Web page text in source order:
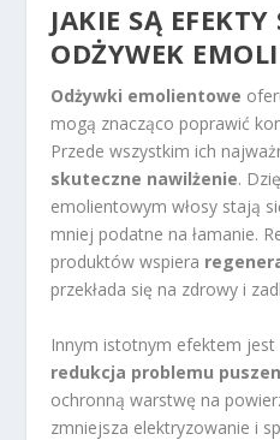
JAKIE SĄ
ODŻYWEK
Odżywki emolientowe
mogą znacząco poprawić
Przede wszystkim ich
skuteczne nawilżenie.
emolientowym włosy stają
mniej podatne na łamanie.
produktów wspiera
przekłada się na zdrowy i
Innym istotnym efektem jest
redukcja problemu
ochronną warstwę na
zmniejsza elektryzowanie i